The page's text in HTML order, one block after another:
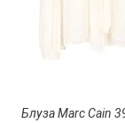
Блуза Marc Cain